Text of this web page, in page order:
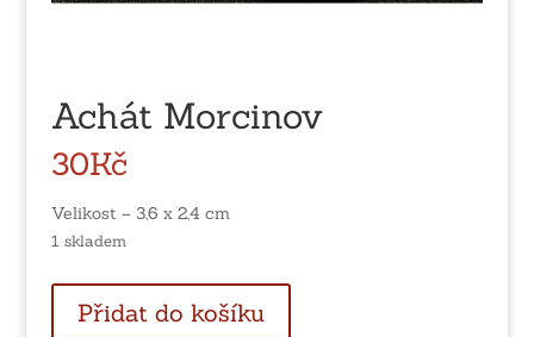
Achát Morcinov
30Kč
Velikost – 3,6 x 2,4 cm
1 skladem
Morcinov
Přidat do košíku